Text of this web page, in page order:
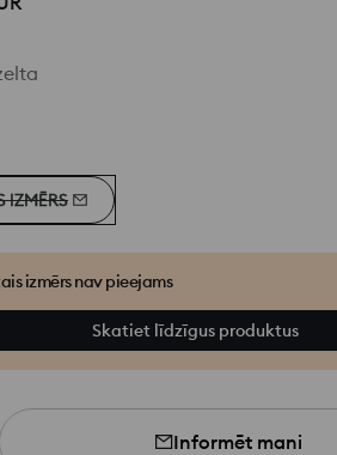
IZMĒRS
izmērs nav pieejams
Skatiet līdzīgus produktus
Informēt mani